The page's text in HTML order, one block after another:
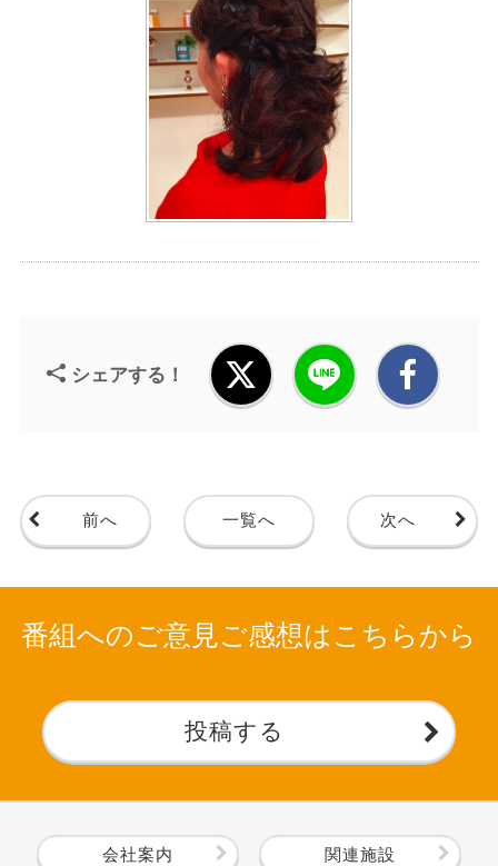
シェアする！
前へ 一覧へ 次へ
番組へのご意見ご感想はこちらから
投稿する
会社案内 関連施設